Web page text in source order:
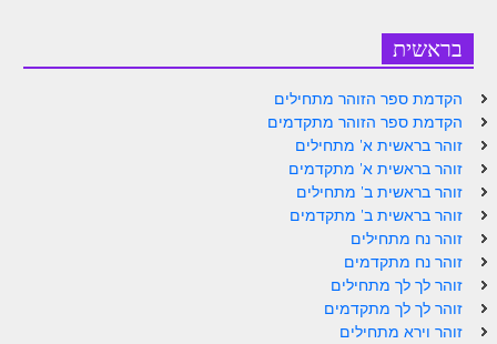
ספר הזוהר – ויקרא
ספר הזוהר הקדוש זוהר ויקרא השקפה
ספר הזוהר הקדוש זוהר ויקרא מתקדמים
זוהר צו מתחילים
זוהר צו מתקדמים
פרשת שמיני מתחילים
פרשת שמיני מתקדמים
ספר הזוהר פרשת תזריע למתחילים
בראשית
הקדמת ספר הזוהר מתחילים
הקדמת ספר הזוהר מתקדמים
זוהר בראשית א' מתחילים
זוהר בראשית א' מתקדמים
זוהר בראשית ב' מתחילים
זוהר בראשית ב' מתקדמים
זוהר נח מתחילים
זוהר נח מתקדמים
זוהר לך לך מתחילים
זוהר לך לך מתקדמים
זוהר וירא מתחילים